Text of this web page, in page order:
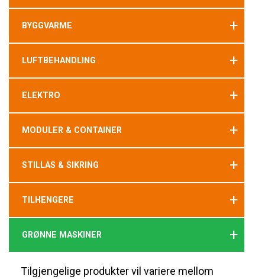
BYGGVARME +
LUFTBEHANDLING +
ELEKTRO +
MODULER & CONTAINER +
STILLAS & SIKRING +
TILHENGERE +
GRØNNE MASKINER +
Tilgjengelige produkter vil variere mellom